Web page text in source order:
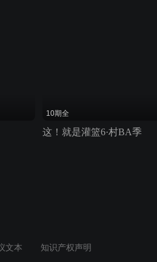
10期全
这！就是灌篮6·村BA季
文本 知识产权声明